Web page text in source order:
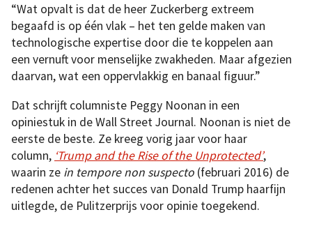
“Wat opvalt is dat de heer Zuckerberg extreem
begaafd is op één vlak – het ten gelde maken van
technologische expertise door die te koppelen aan
een vernuft voor menselijke zwakheden. Maar afgezien
daarvan, wat een oppervlakkig en banaal figuur.”
Dat schrijft columniste Peggy Noonan in een
opiniestuk in de Wall Street Journal. Noonan is niet de
eerste de beste. Ze kreeg vorig jaar voor haar
column, ‘Trump and the Rise of the Unprotected’,
waarin ze in tempore non suspecto (februari 2016) de
redenen achter het succes van Donald Trump haarfijn
uitlegde, de Pulitzerprijs voor opinie toegekend.